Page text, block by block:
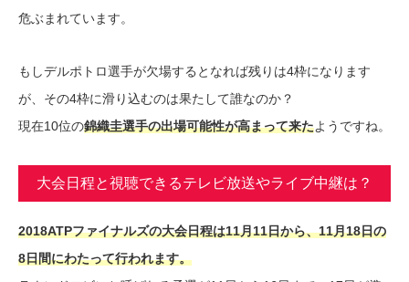
危ぶまれています。
もしデルポトロ選手が欠場するとなれば残りは4枠になります
が、その4枠に滑り込むのは果たして誰なのか？
現在10位の錦織圭選手の出場可能性が高まって来たようですね。
大会日程と視聴できるテレビ放送やライブ中継は？
2018ATPファイナルズの大会日程は11月11日から、11月18日の
8日間にわたって行われます。